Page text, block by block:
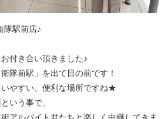
隊駅前店♪
付き合い頂きました♪
隊前駅」を出て目の前です！
やすい、便利な場所ですね★
いう事で、